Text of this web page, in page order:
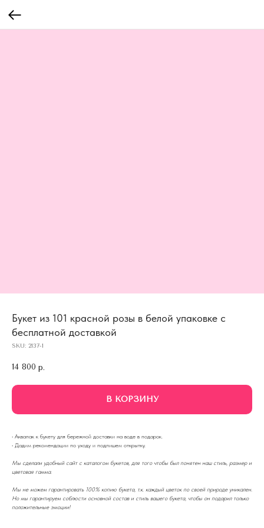
Букет из 101 красной розы в белой упаковке с
бесплатной доставкой
SKU: 2137-1
14 800 р.
В КОРЗИНУ
· Аквапак к букету для бережной доставки на воде в подарок.
· Дадим рекомендации по уходу и подпишем открытку.
Мы сделали удобный сайт с каталогом букетов, для того чтобы был понятен наш стиль, размер и
цветовая гамма.
Мы не можем гарантировать 100% копию букета, т.к. каждый цветок по своей природе уникален.
Но мы гарантируем соблюсти основной состав и стиль вашего букета, чтобы он подарил только
положительные эмоции!